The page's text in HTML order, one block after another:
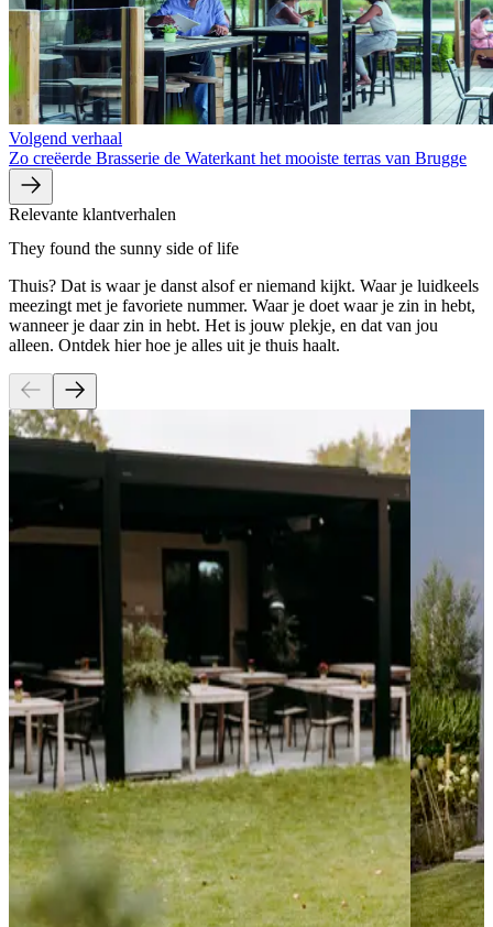
Volgend verhaal
Zo creëerde Brasserie de Waterkant het mooiste terras van Brugge
Relevante klantverhalen
They found the sunny side of life
Thuis? Dat is waar je danst alsof er niemand kijkt. Waar je luidkeels
meezingt met je favoriete nummer. Waar je doet waar je zin in hebt,
wanneer je daar zin in hebt. Het is jouw plekje, en dat van jou
alleen. Ontdek hier hoe je alles uit je thuis haalt.